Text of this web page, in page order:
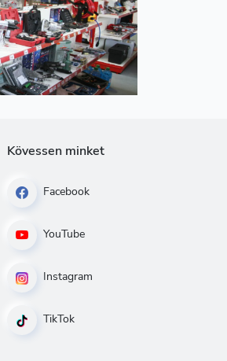
Kövessen minket
Facebook
YouTube
Instagram
TikTok